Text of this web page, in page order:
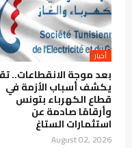
أخبار
بعد موجة الانقطاعات..
يكشف أسباب الأزمة في
قطاع الكهرباء بتونس
وأرقامًا صادمة عن
استثمارات الستاغ
August 02, 2026